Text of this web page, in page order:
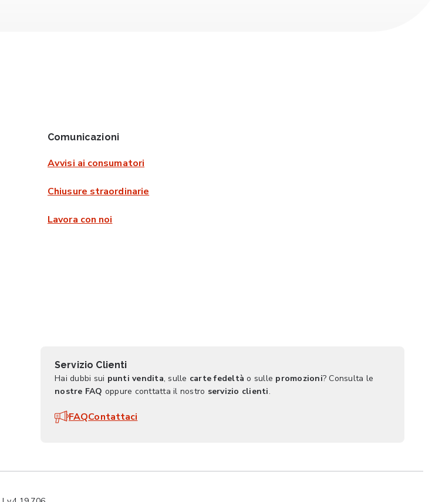
Comunicazioni
Avvisi ai consumatori
Chiusure straordinarie
Lavora con noi
Servizio Clienti
Hai dubbi sui punti vendita, sulle carte fedeltà o sulle promozioni? Consulta le
nostre FAQ oppure conttatta il nostro servizio clienti.
FAQContattaci